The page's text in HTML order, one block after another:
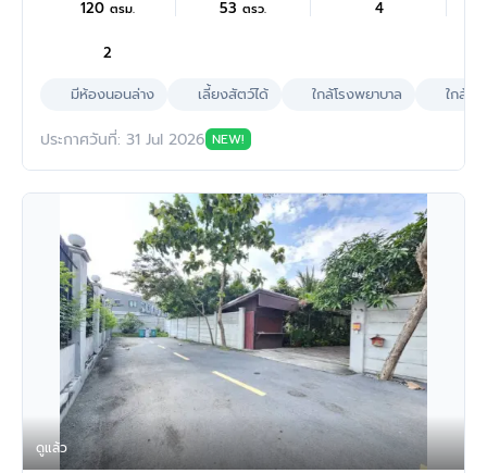
120ตรม. 53ตรว. 4
2
มีห้องนอนล่าง
เลี้ยงสัตว์ได้ ใกล้โรงพยาบาล ใกล้ห้
ประกาศวันที่: 31 Jul 2026 NEW!
ดูแล้ว